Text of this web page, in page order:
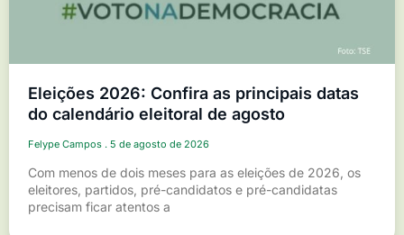
Eleições 2026: Confira as principais datas
do calendário eleitoral de agosto
Felype Campos 5 de agosto de 2026
Com menos de dois meses para as eleições de 2026, os
eleitores, partidos, pré-candidatos e pré-candidatas
precisam ficar atentos a